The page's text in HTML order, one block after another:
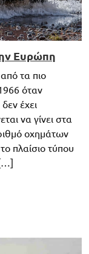
Ευρώπη
τα πιο
όταν
έχει
να γίνει στα
οχημάτων
πλαίσιο τύπου